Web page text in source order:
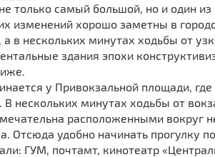
только самый большой, но и один
изменений хорошо заметны в
в нескольких минутах ходьбы от
здания эпохи
у Привокзальной площади,
. В нескольких минутах ходьбы от
расположенными вокруг
Отсюда удобно начинать прогулку
ГУМ, почтамт, кинотеатр